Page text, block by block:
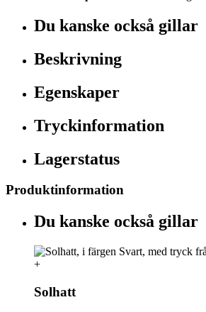
Du kanske också gillar
Beskrivning
Egenskaper
Tryckinformation
Lagerstatus
Produktinformation
Du kanske också gillar
+
Solhatt